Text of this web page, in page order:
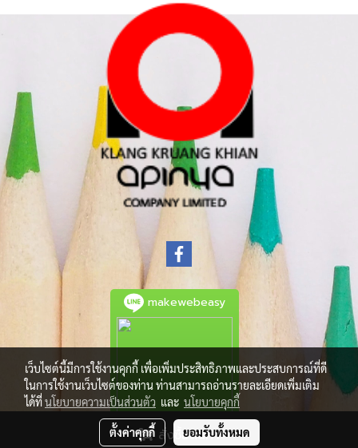
สั่งซื้อสินค้า
makewebeasy
เว็บไซต์นี้มีการใช้งานคุกกี้ เพื่อเพิ่มประสิทธิภาพและประสบการณ์ที่ดี
ในการใช้งานเว็บไซต์ของท่าน ท่านสามารถอ่านรายละเอียดเพิ่มเติม
ได้ที่นโยบายความเป็นส่วนตัว และ นโยบายคุกกี้
ตั้งค่าคุกกี้ ยอมรับทั้งหมด